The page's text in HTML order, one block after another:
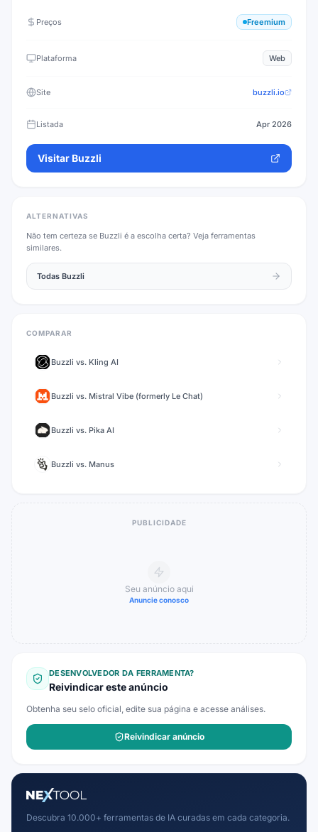
Preços Freemium
Plataforma Web
Site buzzli.io
Listada Apr 2026
Visitar Buzzli
ALTERNATIVAS
Não tem certeza se Buzzli é a escolha certa? Veja ferramentas
similares.
Todas Buzzli
COMPARAR
Buzzli vs. Kling AI
Buzzli vs. Mistral Vibe (formerly Le Chat)
Buzzli vs. Pika AI
Buzzli vs. Manus
PUBLICIDADE
Seu anúncio aqui
Anuncie conosco
DESENVOLVEDOR DA FERRAMENTA?
Reivindicar este anúncio
Obtenha seu selo oficial, edite sua página e acesse análises.
Reivindicar anúncio
Descubra 10.000+ ferramentas de IA curadas em cada categoria.